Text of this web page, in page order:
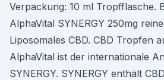
Verpackung: 10 ml Tropfflasche.
AlphaVital SYNERGY 250mg
Liposomales CBD. CBD Tropfen
AlphaVital ist der internationale
SYNERGY. SYNERGY enthält